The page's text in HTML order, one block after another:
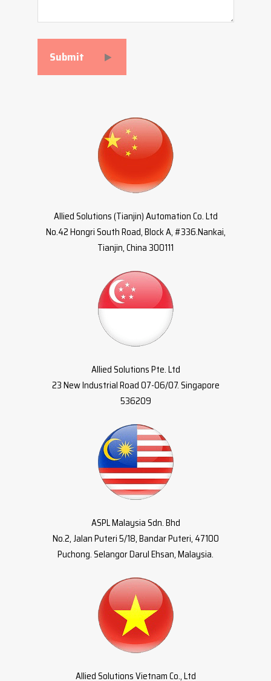
Submit
Allied Solutions (Tianjin) Automation Co. Ltd
No.42 Hongri South Road, Block A, #336.Nankai,
Tianjin, China 300111
Allied Solutions Pte. Ltd
23 New Industrial Road 07-06/07. Singapore
536209
ASPL Malaysia Sdn. Bhd
No.2, Jalan Puteri 5/18, Bandar Puteri, 47100
Puchong. Selangor Darul Ehsan, Malaysia.
Allied Solutions Vietnam Co., Ltd